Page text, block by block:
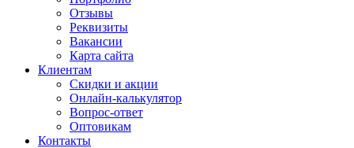
Отзывы
Реквизиты
Вакансии
Карта сайта
Клиентам
Скидки и акции
Онлайн-калькулятор
Вопрос-ответ
Оптовикам
Контакты